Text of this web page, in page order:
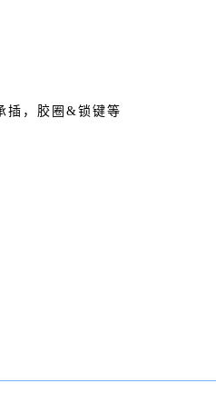
插，胶圈&锁键等